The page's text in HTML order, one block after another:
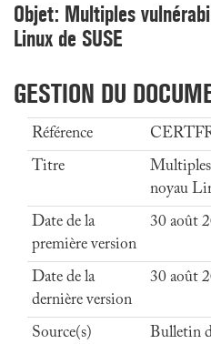
Objet: Multiples
Linux de SUSE
GESTION DU
Référence
Titre
Multiples
noyau
Date de la
première version
30 août
Date de la
dernière version
30 août
Source(s)
Bulletin